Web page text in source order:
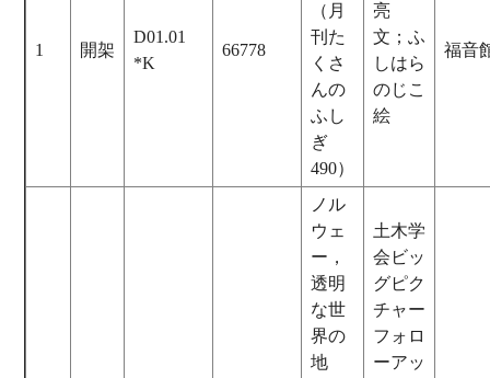
1 開架
D01.01
*K
66778
（月
刊た
くさ
んの
ふし
ぎ
490）
亮
文；ふ
しはら
のじこ
絵
福音
ノル
ウェ
ー，
透明
な世
界の
地
土木学
会ビッ
グピク
チャー
フォロ
ーアッ